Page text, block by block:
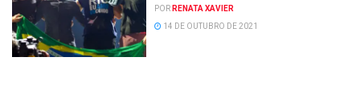
POR RENATA XAVIER
14 DE OUTUBRO DE 2021